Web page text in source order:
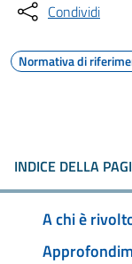
Condividi
Normativa di
INDICE DELLA
A chi è